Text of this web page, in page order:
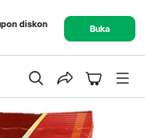
diskon
Buka